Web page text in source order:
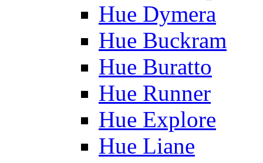
Hue Dymera
Hue Buckram
Hue Buratto
Hue Runner
Hue Explore
Hue Liane